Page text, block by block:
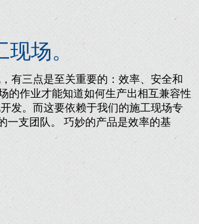
场。
有三点是至关重要的：效率、安全和
的作业才能知道如何生产出相互兼容性
发。而这要依赖于我们的施工现场专
一支团队。 巧妙的产品是效率的基